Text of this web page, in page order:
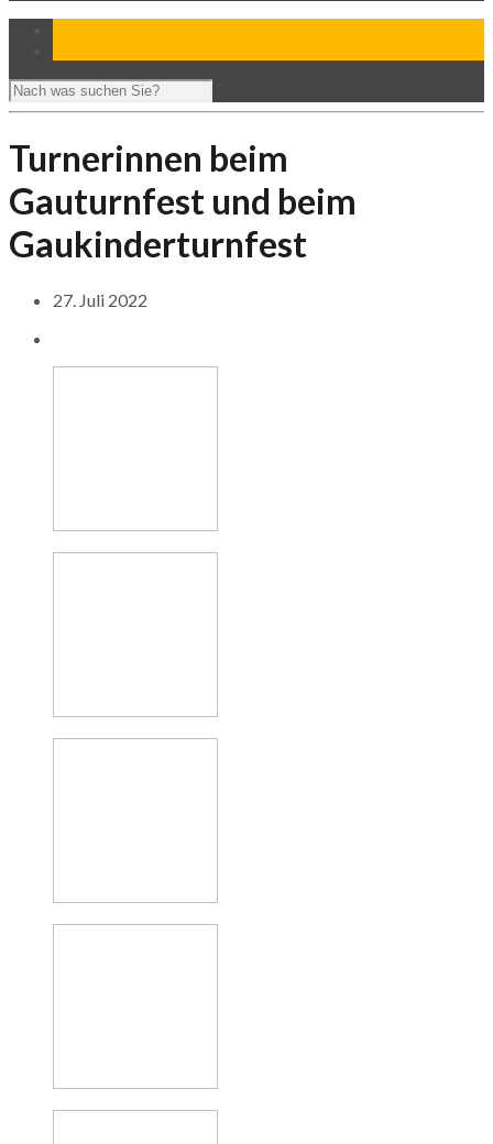
Turnerinnen beim
Gauturnfest und beim
Gaukinderturnfest
27. Juli 2022